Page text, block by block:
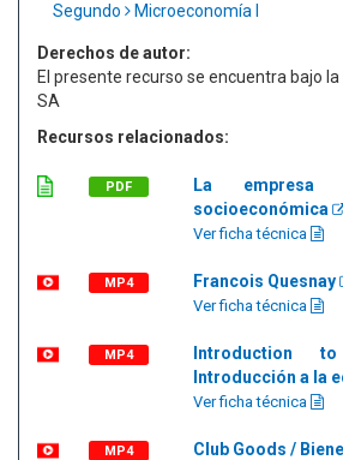
Segundo
Microeconomía I
Derechos de autor:
El presente recurso se encuentra bajo la
SA
Recursos relacionados:
PDF
La empresa
socioeconómica
Ver ficha técnica
MP4 Francois Quesnay
Ver ficha técnica
MP4
Introduction
Introducción a la
Ver ficha técnica
MP4 Club Goods /